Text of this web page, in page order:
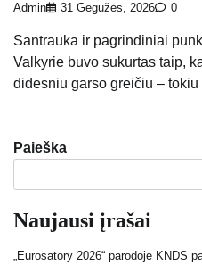
Admin 31 Gegužės, 2026 0
Santrauka ir pagrindiniai
Valkyrie buvo sukurtas taip,
didesniu garso greičiu –
Paieška
Naujausi įrašai
„Eurosatory 2026“ parodoje